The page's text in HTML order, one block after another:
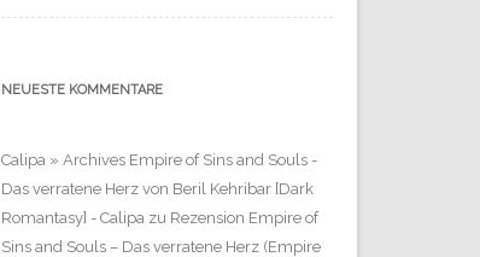
NEUESTE KOMMENTARE
Calipa » Archives Empire of Sins and Souls -
Das verratene Herz von Beril Kehribar [Dark
Romantasy] - Calipa zu Rezension Empire of
Sins and Souls – Das verratene Herz (Empire